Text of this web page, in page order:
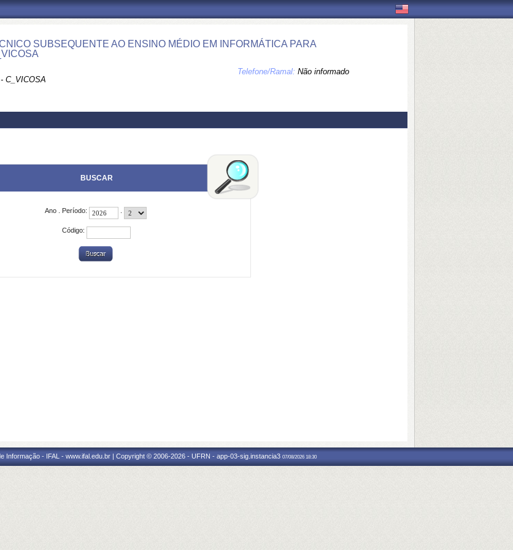
SUBSEQUENTE AO ENSINO MÉDIO EM INFORMÁTICA PARA
C_VICOSA
Telefone/Ramal: Não informado
BUSCAR
Ano . Período:
Código:
Informação - IFAL - www.ifal.edu.br | Copyright © 2006-2026 - UFRN - app-03-sig.instancia3 07/08/2026 18:30